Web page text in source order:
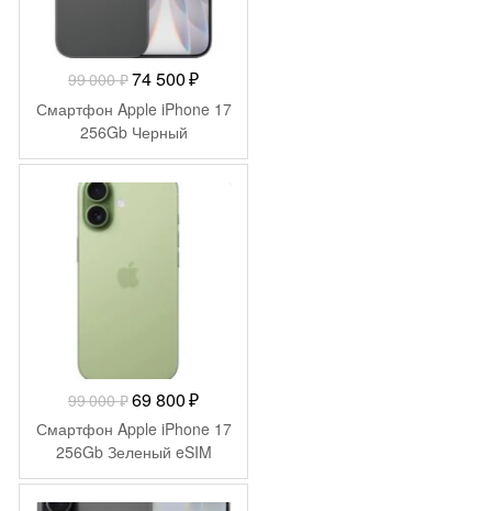
99 000₽Первоначальная
цена
составляла
99
000 ₽.
74 500₽Текущая
цена:
500 ₽.
Смартфон Apple iPhone 17
256Gb Черный
29 200
99 000₽Первоначальная
цена
составляла
99
69 800₽Текущая
цена:
69
800 ₽.
Смартфон Apple iPhone 17
256Gb Зеленый eSIM